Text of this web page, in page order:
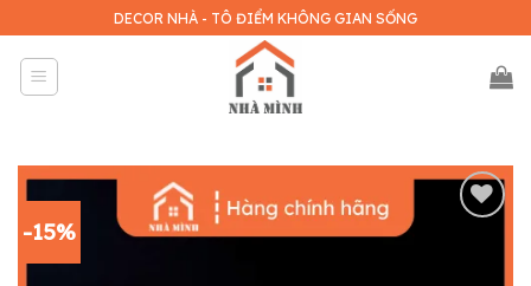
to
content
DECOR NHÀ - TÔ ĐIỂM KHÔNG GIAN SỐNG
-15%